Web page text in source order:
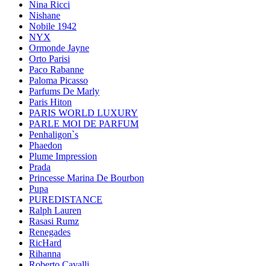
Nina Ricci
Nishane
Nobile 1942
NYX
Ormonde Jayne
Orto Parisi
Paco Rabanne
Paloma Picasso
Parfums De Marly
Paris Hiton
PARIS WORLD LUXURY
PARLE MOI DE PARFUM
Penhaligon`s
Phaedon
Plume Impression
Prada
Princesse Marina De Bourbon
Pupa
PUREDISTANCE
Ralph Lauren
Rasasi Rumz
Renegades
RicHard
Rihanna